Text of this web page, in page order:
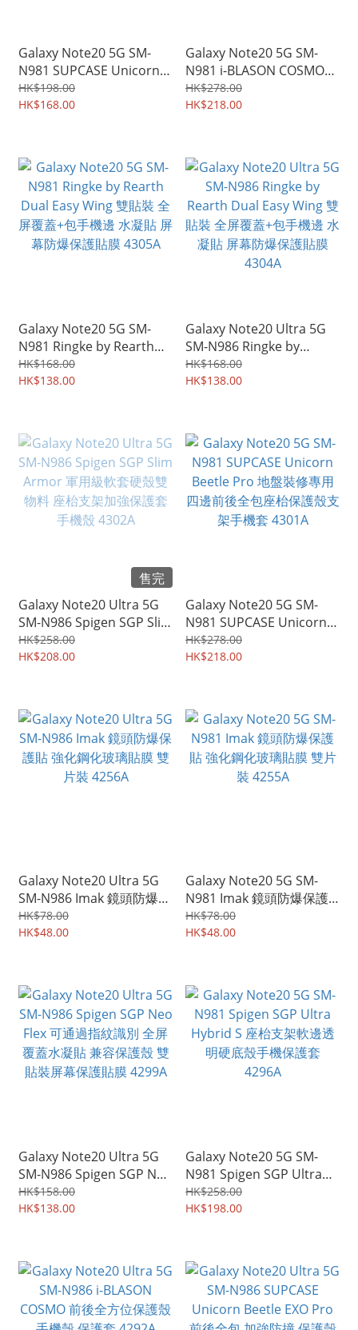
Galaxy Note20 5G SM-
N981 SUPCASE Unicorn
Beetle EXO Pro 前後全包
加強防撞 保護殼 手機殼套
HK$198.00
HK$168.00
Galaxy Note20 5G SM-
N981 i-BLASON COSMO
前後全方位保護殼 手機殼
保護套 4306A
HK$278.00
HK$218.00
Galaxy Note20 5G SM-
N981 Ringke by Rearth
Dual Easy Wing 雙貼裝 全
屏覆蓋+包手機邊 水凝貼 屏
HK$168.00
HK$138.00
Galaxy Note20 Ultra 5G
SM-N986 Ringke by
Rearth Dual Easy Wing 雙
貼裝 全屏覆蓋+包手機邊 水
HK$168.00
HK$138.00
售完
Galaxy Note20 Ultra 5G
SM-N986 Spigen SGP Slim
Armor 軍用級軟套硬殼雙
物料 座枱支架加強保護套
HK$258.00
HK$208.00
Galaxy Note20 5G SM-
N981 SUPCASE Unicorn
Beetle Pro 地盤裝修專用
四邊前後全包座枱保護殼支
HK$278.00
HK$218.00
Galaxy Note20 Ultra 5G
SM-N986 Imak 鏡頭防爆保
護貼 強化鋼化玻璃貼膜 雙
片裝 4256A
HK$78.00
HK$48.00
Galaxy Note20 5G SM-
N981 Imak 鏡頭防爆保護
貼 強化鋼化玻璃貼膜 雙片
裝 4255A
HK$78.00
HK$48.00
Galaxy Note20 Ultra 5G
SM-N986 Spigen SGP Neo
Flex 可通過指紋識別 全屏
覆蓋水凝貼 兼容保護殼 雙
HK$158.00
HK$138.00
Galaxy Note20 5G SM-
N981 Spigen SGP Ultra
Hybrid S 座枱支架軟邊透
明硬底殼手機保護套
HK$258.00
HK$198.00